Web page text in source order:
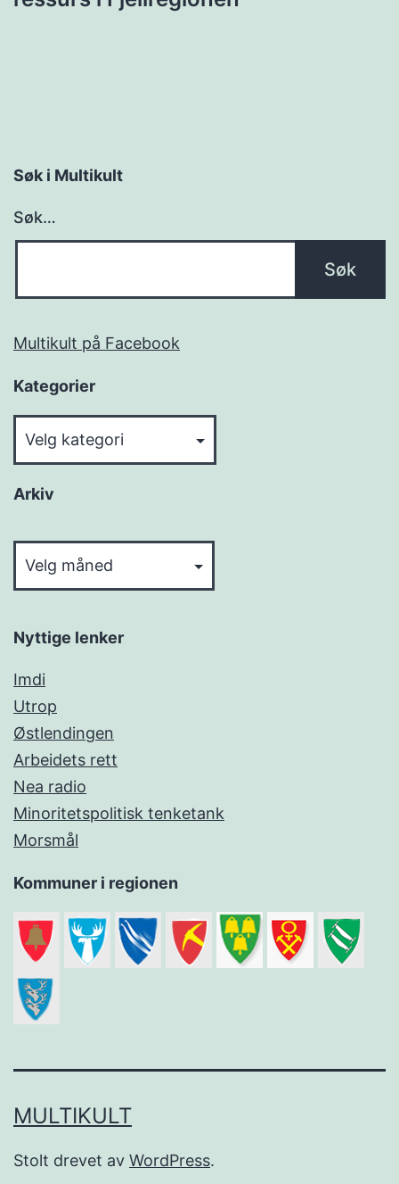
Søk i Multikult
Søk…
Multikult på Facebook
Kategorier
Arkiv
Nyttige lenker
Imdi
Utrop
Østlendingen
Arbeidets rett
Nea radio
Minoritetspolitisk tenketank
Morsmål
Kommuner i regionen
MULTIKULT
Stolt drevet av WordPress.